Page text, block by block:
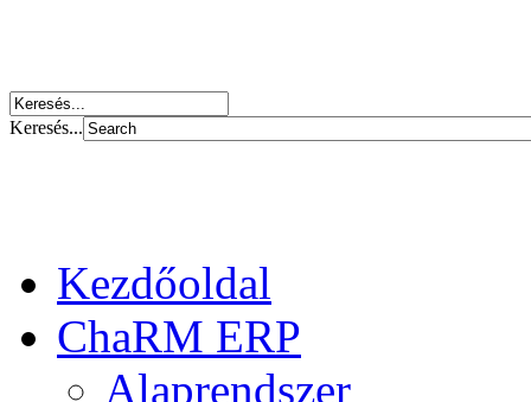
Keresés...
Kezdőoldal
ChaRM ERP
Alaprendszer